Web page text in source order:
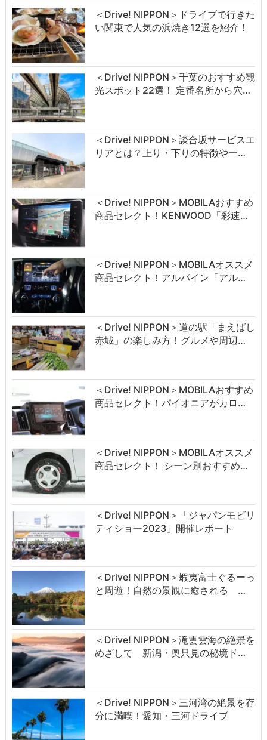
＜Drive! NIPPON＞ドライブで行きた
い関東で人気の浜焼き12選を紹介！
＜Drive! NIPPON＞千葉のおすすめ観
光スポット22選！ 定番名所から穴…
＜Drive! NIPPON＞談合坂サービスエ
リアとは？上り・下りの特徴や一…
＜Drive! NIPPON＞MOBILAおすすめ
商品セレクト！KENWOOD「彩速…
＜Drive! NIPPON＞MOBILAオススメ
商品セレクト！アルパイン「アル…
＜Drive! NIPPON＞道の駅「まえばし
赤城」の楽しみ方！グルメや周辺…
＜Drive! NIPPON＞MOBILAおすすめ
商品セレクト！パイオニアがカロ…
＜Drive! NIPPON＞MOBILAオススメ
商品セレクト！ シーン別おすすめ…
＜Drive! NIPPON＞「ジャパンモビリ
ティショー2023」開催レポート
＜Drive! NIPPON＞蝦夷富士ぐるーっ
と周遊！自然の景観に癒される …
＜Drive! NIPPON＞滝雲雲海の絶景を
めざして 新潟・奥只見の秘境ド…
＜Drive! NIPPON＞三河湾の絶景を存
分に満喫！愛知・三河ドライブ